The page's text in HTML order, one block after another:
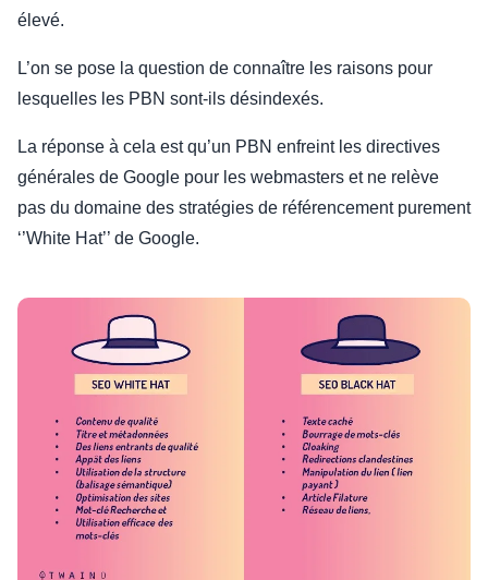
élevé.
L’on se pose la question de connaître les raisons pour
lesquelles les PBN sont-ils désindexés.
La réponse à cela est qu’un PBN enfreint les directives
générales de Google pour les webmasters et ne relève
pas du domaine des stratégies de référencement purement
‘’White Hat’’ de Google.